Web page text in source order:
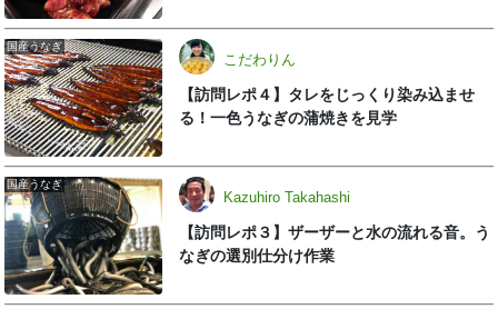
国産うなぎ
こだわりん
【訪問レポ４】タレをじっくり染み込ませ
る！一色うなぎの蒲焼きを見学
国産うなぎ
Kazuhiro Takahashi
【訪問レポ３】ザーザーと水の流れる音。う
なぎの選別仕分け作業